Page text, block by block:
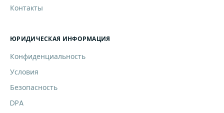
Контакты
ЮРИДИЧЕСКАЯ ИНФОРМАЦИЯ
Конфиденциальность
Условия
Безопасность
DPA